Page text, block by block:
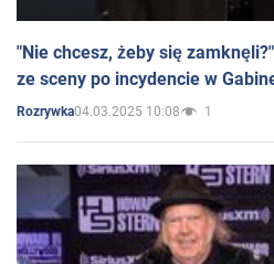
"Nie chcesz, żeby się
ze sceny po incydencie w
Rozrywka04.03.2025 10:08 1